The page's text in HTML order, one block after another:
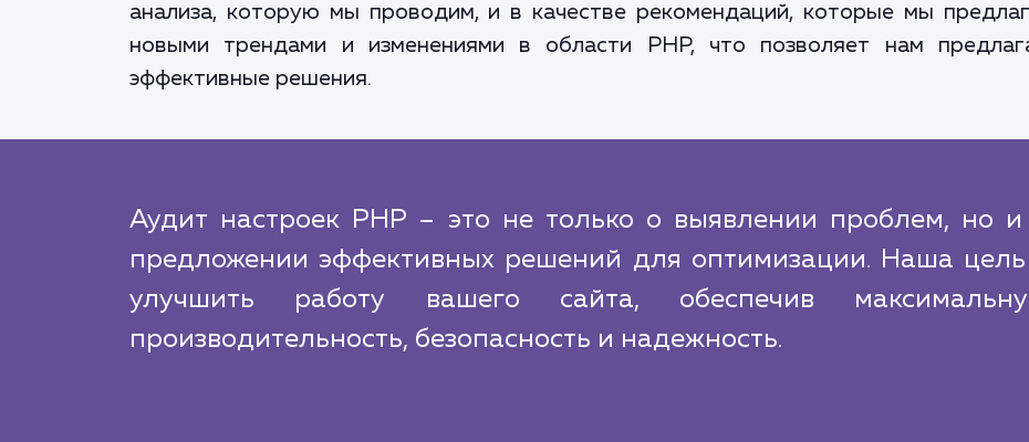
анализа, которую мы проводим, и в качестве рекомендаций, которые мы
новыми трендами и изменениями в области PHP, что позволяет нам
эффективные решения.
Аудит настроек PHP – это не только о выявлении проблем, но
предложении эффективных решений для оптимизации. Наша
улучшить работу вашего сайта, обеспечив
производительность, безопасность и надежность.